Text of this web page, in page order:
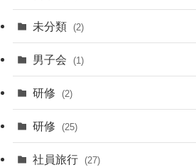
未分類 (2)
男子会 (1)
研修 (2)
研修 (25)
社員旅行 (27)